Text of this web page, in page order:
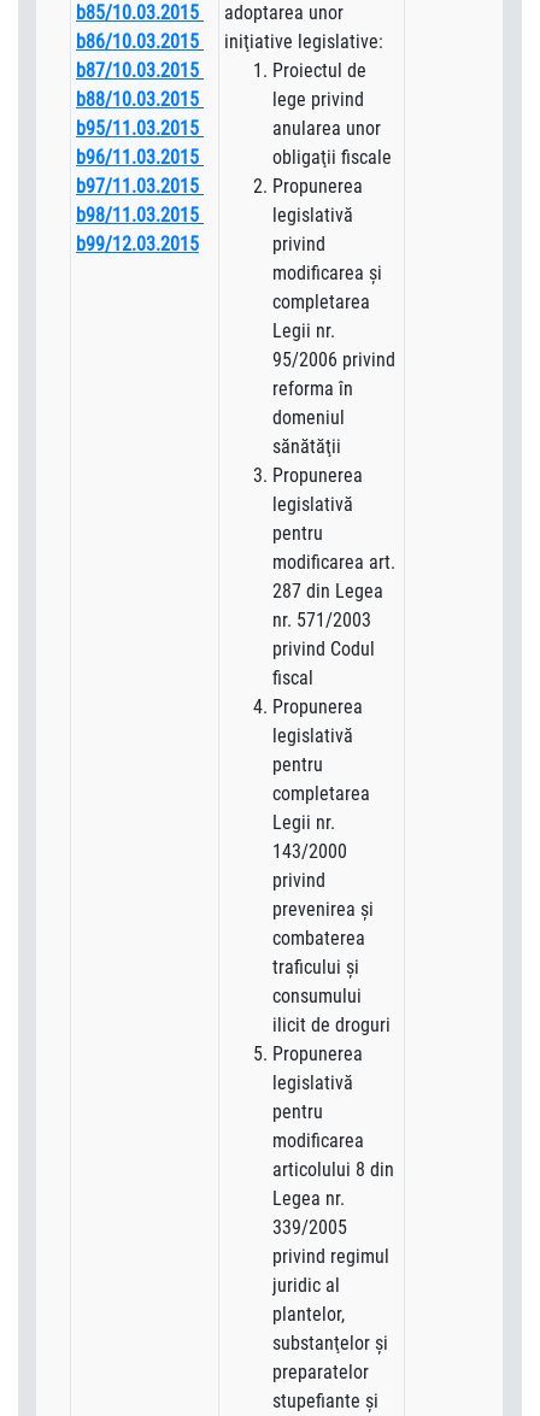
b85/10.03.2015
b86/10.03.2015
b87/10.03.2015
b88/10.03.2015
b95/11.03.2015
b96/11.03.2015
b97/11.03.2015
b98/11.03.2015
b99/12.03.2015
adoptarea unor
iniţiative legislative:
Proiectul de
lege privind
anularea unor
obligaţii fiscale
Propunerea
legislativă
privind
modificarea şi
completarea
Legii nr.
95/2006 privind
reforma în
domeniul
sănătăţii
Propunerea
legislativă
pentru
modificarea art.
287 din Legea
nr. 571/2003
privind Codul
fiscal
Propunerea
legislativă
pentru
completarea
Legii nr.
143/2000
privind
prevenirea şi
combaterea
traficului şi
consumului
ilicit de droguri
Propunerea
legislativă
pentru
modificarea
articolului 8 din
Legea nr.
339/2005
privind regimul
juridic al
plantelor,
substanţelor şi
preparatelor
stupefiante şi